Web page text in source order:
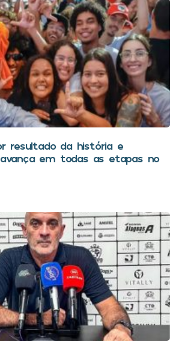
resultado da história e
em todas as etapas no